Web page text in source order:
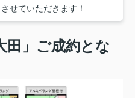
せていただきます！
田」ご成約とな